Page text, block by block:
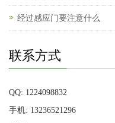
经过感应门要注意什么
联系方式
QQ: 1224098832
手机: 13236521296